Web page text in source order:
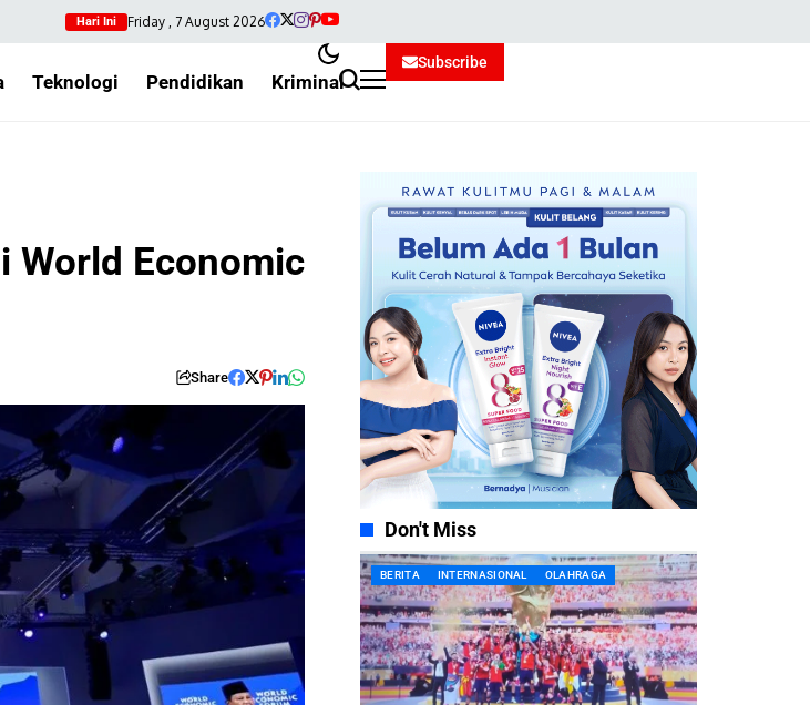
Hari Ini Friday , 7 August 2026
Teknologi Pendidikan Kriminal
Subscribe
World Economic
Share
Don't Miss
BERITA INTERNASIONAL OLAHRAGA